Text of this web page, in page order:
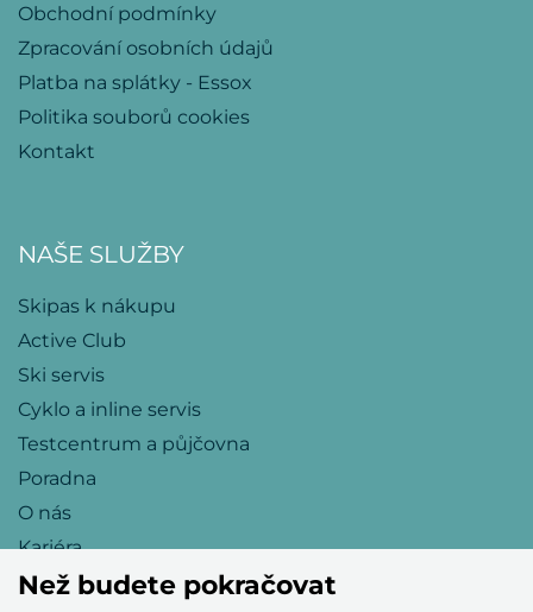
Obchodní podmínky
Zpracování osobních údajů
Platba na splátky - Essox
Politika souborů cookies
Kontakt
NAŠE SLUŽBY
Skipas k nákupu
Active Club
Ski servis
Cyklo a inline servis
Testcentrum a půjčovna
Poradna
O nás
Kariéra
Než budete pokračovat